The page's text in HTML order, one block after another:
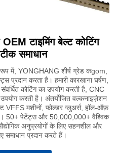
टाइमिंग बेल्ट कोटिंग
समाधान
में, YONGHANG शीर्ष ग्रेड कgom,
प्रदान करता है। हमारी कारखाना घर्षण,
कोटिंग का उपयोग करती है, CNC
करती है। अंतर्योजित वल्कनाइज़ेशन
VFFS मशीनों, फोल्डर ग्लुअर्स, हॉल-ऑफ़
50+ पेटेंट्स और 50,000,000+ वैश्विक
अनुप्रयोगों के लिए सहनशील और
समाधान प्रदान करते हैं।